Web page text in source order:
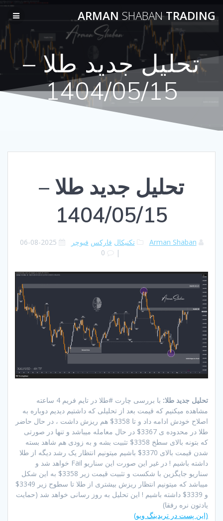
to
content
ARMAN SHABANTRADING
تحلیل جدید طلا –
1404/05/15
تحلیل جدید طلا –
1404/05/15
Arman Shaban تکنیکال فارکس فیوچر
2025-08-06
|
0
تحلیل جدید طلا:
با بررسی چارت #طلا در تایم فریم 4 ساعته
مشاهده میکنیم که قیمت بعد از تحلیلی که داشتیم دیدیم دوباره به
اصلاح خودش ادامه داد و تا 3358$ هم ریزش داشت ، در حال حاضر
طلا در محدوده ی 3367$ در حال معامله میباشد و تنها در صورتی
که بتونه بالای سطخ 3358$ تثبیت بشه و به زودی هم شاهد بسته
شدن قیمت بالای 3370$ باشیم میتونیم انتظار یک رشد دیگه از طلا
داشته باشیم ! در غیر این صورت این سناریو Fail خواهد شد و
سناریو جایگزین با شکست و تثبیت قیمت زیر 3358$ به این شکل
میباشد که میتونیم انتظار ریزش بیشتری از طلا تا سطوح زیر 3349$
و 3339$ داشته باشیم ! این تحلیل به روز رسانی خواهد شد (حمایت
یادتون نره رفقا)
(این پست در تریدینگ ویو)